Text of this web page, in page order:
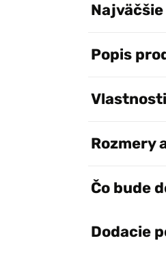
Popis
Vlastnosti
Rozmery
Čo bude
Dodacie